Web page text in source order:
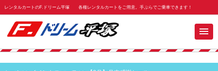
レンタルカートのF.ドリーム平塚 各種レンタルカートをご用意。手ぶらでご乗車できます！